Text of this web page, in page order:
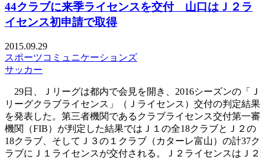
44クラブに来季ライセンスを交付 山口はＪ２ラ
イセンス初申請で取得
2015.09.29
スポーツコミュニケーションズ
サッカー
29日、Ｊリーグは都内で会見を開き、2016シーズンの「Ｊ
リーグクラブライセンス」（Ｊライセンス）交付の判定結果
を発表した。第三者機関であるクラブライセンス交付第一審
機関（FIB）が判定した結果ではＪ１の全18クラブとＪ２の
18クラブ、そしてＪ３の１クラブ（カターレ富山）の計37ク
ラブにＪ１ライセンスが交付される。Ｊ２ライセンスはＪ２